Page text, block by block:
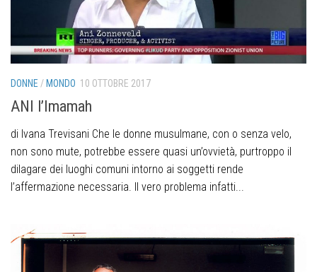
DONNE / MONDO 10 OTTOBRE 2017
ANI l’Imamah
di Ivana Trevisani Che le donne musulmane, con o senza velo,
non sono mute, potrebbe essere quasi un’ovvietà, purtroppo il
dilagare dei luoghi comuni intorno ai soggetti rende
l’affermazione necessaria. Il vero problema infatti...